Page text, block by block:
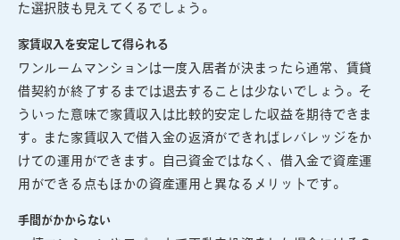
た選択肢も見えてくるでしょう。
家賃収入を安定して得られる
ワンルームマンションは一度入居者が決まったら通常、賃貸
借契約が終了するまでは退去することは少ないでしょう。そ
ういった意味で家賃収入は比較的安定した収益を期待できま
す。また家賃収入で借入金の返済ができればレバレッジをか
けての運用ができます。自己資金ではなく、借入金で資産運
用ができる点もほかの資産運用と異なるメリットです。
手間がかからない